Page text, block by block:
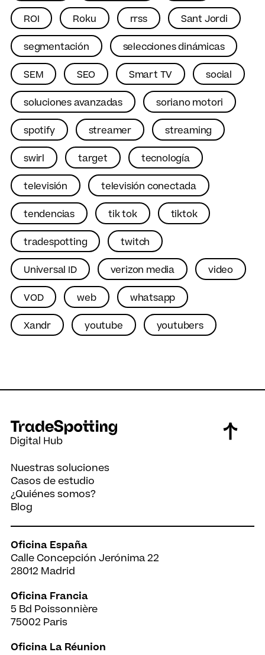
ROI Roku rrss Sant Jordi
segmentación selecciones dinámicas
SEM SEO Smart TV social
soluciones avanzadas soriano motori
spotify streamer streaming
swirl target tecnología
televisión televisión conectada
tendencias tik tok tiktok
tradespotting twitch
Universal ID verizon media video
VOD web whatsapp
Xandr youtube youtubers
Nuestras soluciones
Casos de estudio
¿Quiénes somos?
Blog
Oficina España
Calle Concepción Jerónima 22
28012 Madrid
Oficina Francia
5 Bd Poissonnière
75002 Paris
Oficina La Réunion